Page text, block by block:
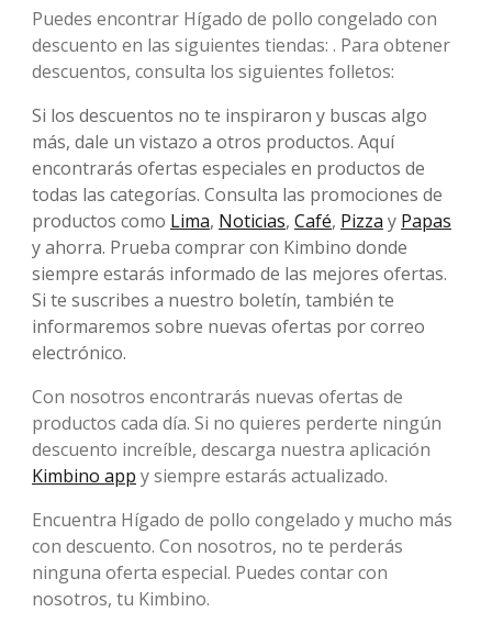
Puedes encontrar Hígado de pollo congelado con
descuento en las siguientes tiendas: . Para obtener
descuentos, consulta los siguientes folletos:
Si los descuentos no te inspiraron y buscas algo
más, dale un vistazo a otros productos. Aquí
encontrarás ofertas especiales en productos de
todas las categorías. Consulta las promociones de
productos como Lima, Noticias, Café, Pizza y Papas
y ahorra. Prueba comprar con Kimbino donde
siempre estarás informado de las mejores ofertas.
Si te suscribes a nuestro boletín, también te
informaremos sobre nuevas ofertas por correo
electrónico.
Con nosotros encontrarás nuevas ofertas de
productos cada día. Si no quieres perderte ningún
descuento increíble, descarga nuestra aplicación
Kimbino app y siempre estarás actualizado.
Encuentra Hígado de pollo congelado y mucho más
con descuento. Con nosotros, no te perderás
ninguna oferta especial. Puedes contar con
nosotros, tu Kimbino.